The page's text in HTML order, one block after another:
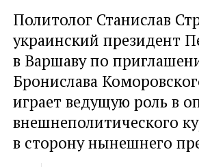
Политолог Станислав
украинский президент
в Варшаву по
Бронислава
играет ведущую роль в
внешнеполитического
в сторону нынешнего